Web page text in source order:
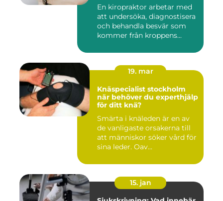
En kiropraktor arbetar med
att undersöka, diagnostisera
och behandla besvär som
kommer från kroppens...
19. mar
Knäspecialist stockholm
när behöver du experthjälp
för ditt knä?
Smärta i knäleden är en av
de vanligaste orsakerna till
att människor söker vård för
sina leder. Oav...
15. jan